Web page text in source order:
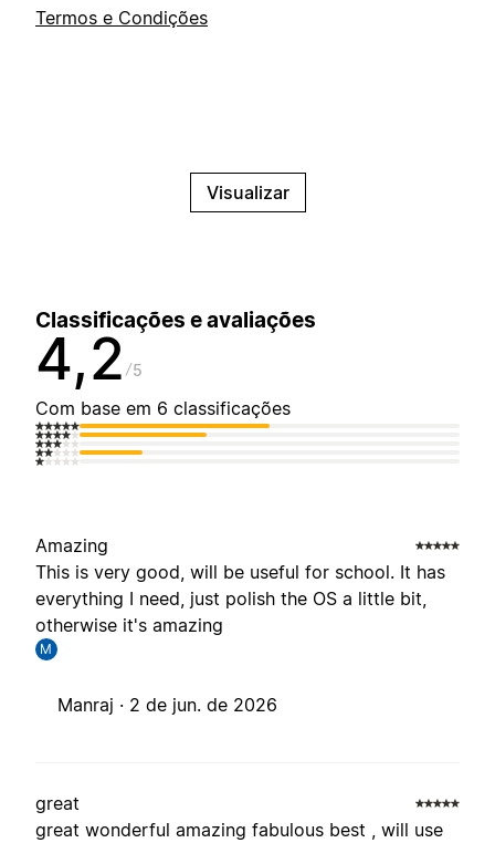
Termos e Condições
Visualizar
Classificações e avaliações
4,2 5
Com base em 6 classificações
Amazing
This is very good, will be useful for school. It has
everything I need, just polish the OS a little bit,
otherwise it's amazing
M
Manraj · 2 de jun. de 2026
great
great wonderful amazing fabulous best , will use